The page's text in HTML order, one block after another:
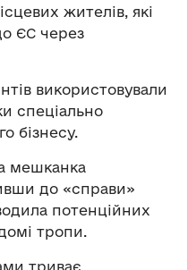
жителів, які
ЄС через
використовували
спеціально
бізнесу.
мешканка
до «справи»
потенційних
тропи.
триває